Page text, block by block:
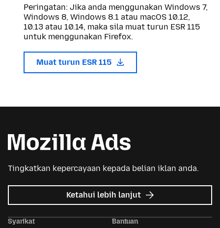
Peringatan: Jika anda menggunakan Windows 7,
Windows 8, Windows 8.1 atau macOS 10.12,
10.13 atau 10.14, maka sila muat turun ESR 115
untuk menggunakan Firefox.
Muat turun ESR 115
Tingkatkan kepercayaan kepada belian iklan anda.
Ketahui lebih lanjut tentang
Iklan
Syarikat Bantuan